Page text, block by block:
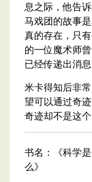
息之际，他告
马戏团的故事
真的存在，只
的一位魔术师
已经传递出消
米卡得知后非
望可以通过奇
奇迹却不是这
书名：《科学
么》